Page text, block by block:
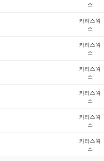
스
카리스웍
스
카리스웍
스
카리스웍
스
카리스웍
스
카리스웍
스
카리스웍
스